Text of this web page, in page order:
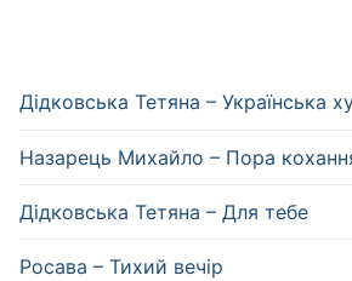
Дідковська Тетяна – Українська
Назарець Михайло – Пора
Дідковська Тетяна – Для тебе
Росава – Тихий вечір